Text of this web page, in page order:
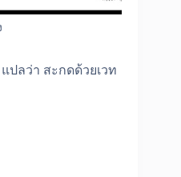
ปลว่า สะกดด้วยเวท